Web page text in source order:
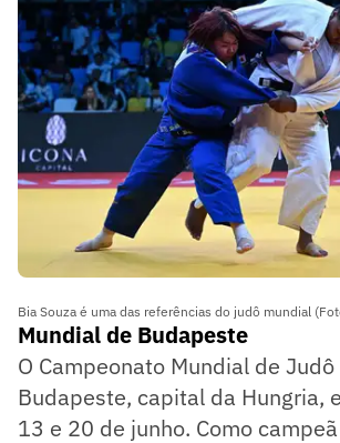
Bia Souza é uma das referências do judô mundial
Mundial de Budapeste
O Campeonato Mundial de
Budapeste, capital da Hungria,
13 e 20 de junho. Como